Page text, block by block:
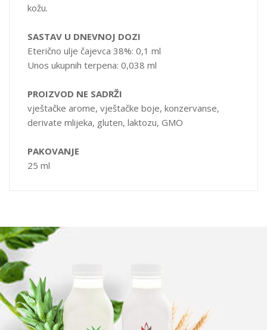
kožu.
SASTAV U DNEVNOJ DOZI
Eterično ulje čajevca 38%: 0,1 ml
Unos ukupnih terpena: 0,038 ml
PROIZVOD NE SADRŽI
vještačke arome, vještačke boje, konzervanse,
derivate mlijeka, gluten, laktozu, GMO
PAKOVANJE
25 ml